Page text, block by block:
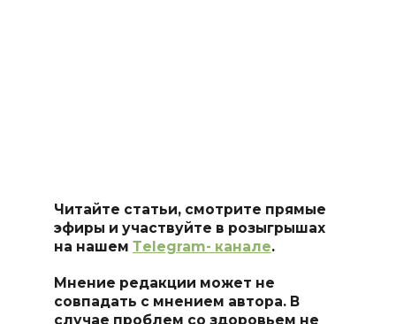
Читайте статьи, смотрите прямые
эфиры и участвуйте в розыгрышах
на нашем Тelegram- канале.
Мнение редакции может не
совпадать с мнением автора. В
случае проблем со здоровьем не